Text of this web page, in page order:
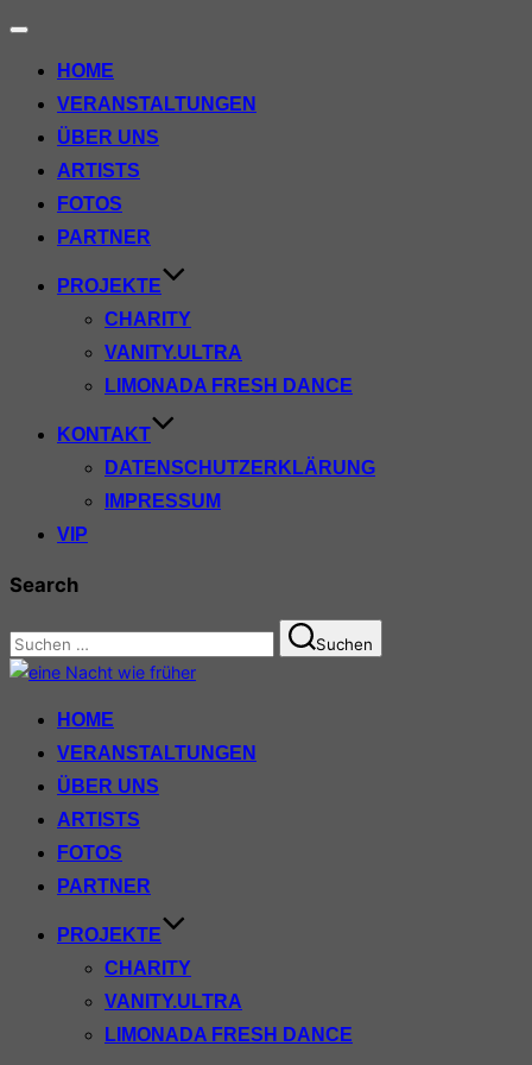
Navigation
HOME
VERANSTALTUNGEN
ÜBER UNS
ARTISTS
FOTOS
PARTNER
PROJEKTE
CHARITY
VANITY.ULTRA
LIMONADA FRESH DANCE
KONTAKT
DATENSCHUTZERKLÄRUNG
IMPRESSUM
VIP
Search
Suchen
nach:
Suchen
Zum
springenHOME
VERANSTALTUNGEN
ÜBER UNS
ARTISTS
FOTOS
PARTNER
PROJEKTE
CHARITY
VANITY.ULTRA
LIMONADA FRESH DANCE